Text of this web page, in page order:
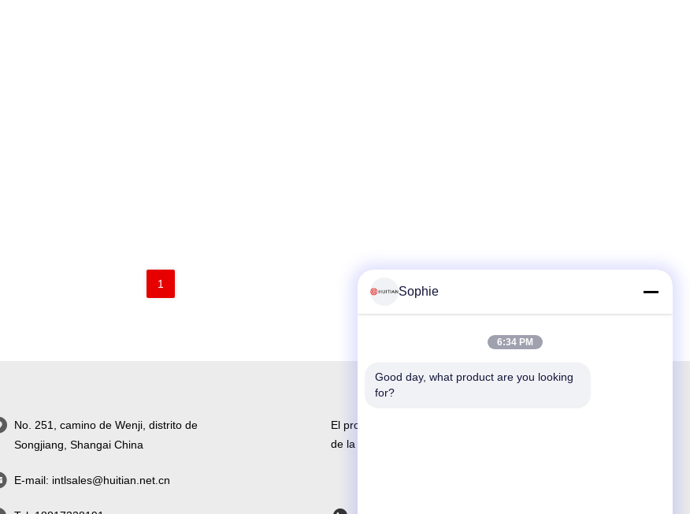
1
No. 251, camino de Wenji, distrito de
Songjiang, Shangai China
E-mail: intlsales@huitian.net.cn
El proveedor adhesivo más grande del R&D y
de la producción de China
Sophie
6:34 PM
Good day, what product are you looking
for?